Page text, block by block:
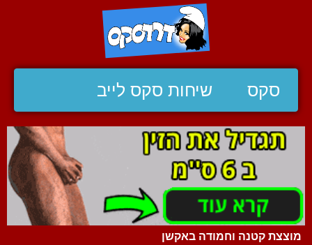
סקס שיחות סקס לייב
מוצצת קטנה וחמודה באקשן